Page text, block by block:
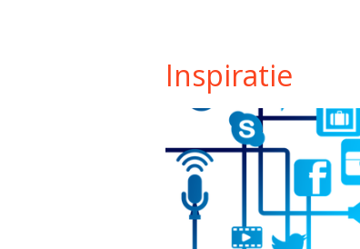
Inspiratie